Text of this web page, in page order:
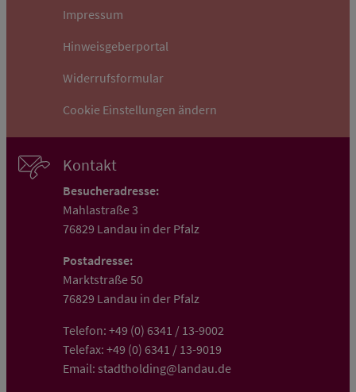
Impressum
Hinweisgeberportal
Widerrufsformular
Cookie Einstellungen ändern
Kontakt
Besucheradresse:
Mahlastraße 3
76829 Landau in der Pfalz
Postadresse:
Marktstraße 50
76829 Landau in der Pfalz
Telefon: +49 (0) 6341 / 13-9002
Telefax: +49 (0) 6341 / 13-9019
Email: stadtholding@landau.de